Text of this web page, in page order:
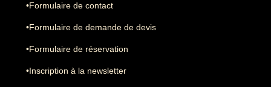
•Formulaire de contact
•Formulaire de demande de devis
•Formulaire de réservation
•Inscription à la newsletter